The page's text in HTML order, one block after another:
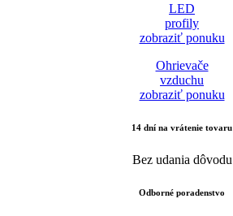
LED
profily
zobraziť ponuku
Ohrievače
vzduchu
zobraziť ponuku
14 dní na vrátenie tovaru
Bez udania dôvodu
Odborné poradenstvo